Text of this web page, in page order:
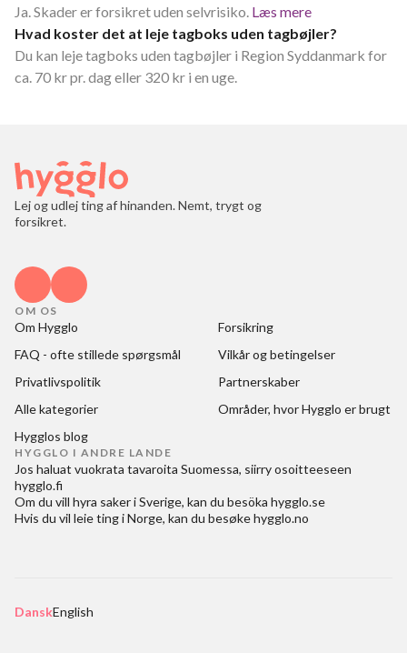
Ja. Skader er forsikret uden selvrisiko. Læs mere
Hvad koster det at leje tagboks uden tagbøjler?
Du kan leje tagboks uden tagbøjler i Region Syddanmark for
ca. 70 kr pr. dag eller 320 kr i en uge.
Lej og udlej ting af hinanden. Nemt, trygt og
forsikret.
OM OS
Om Hygglo
Forsikring
FAQ - ofte stillede spørgsmål
Vilkår og betingelser
Privatlivspolitik
Partnerskaber
Alle kategorier
Områder, hvor Hygglo er brugt
Hygglos blog
HYGGLO I ANDRE LANDE
Jos haluat vuokrata tavaroita Suomessa, siirry osoitteeseen
hygglo.fi
Om du vill hyra saker i Sverige, kan du besöka hygglo.se
Hvis du vil leie ting i Norge, kan du besøkehygglo.no
DanskEnglish